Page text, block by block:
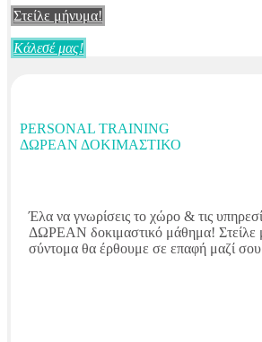
Στείλε μήνυμα!
Κάλεσέ μας!
PERSONAL TRAINING
ΔΩΡΕΆΝ ΔΟΚΙΜΑΣΤΙΚΌ
Έλα να γνωρίσεις το χώρο & τις
ΔΩΡΕΑΝ δοκιμαστικό μάθημα! Στείλε
σύντομα θα έρθουμε σε επαφή μαζί